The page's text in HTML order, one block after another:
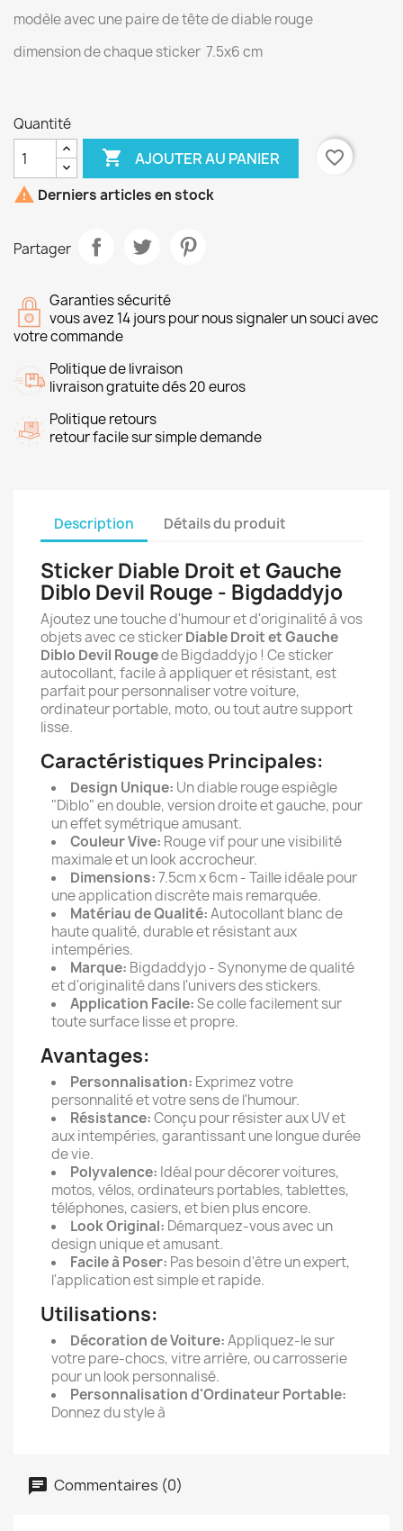
modèle avec une paire de tête de diable rouge
dimension de chaque sticker 7.5x6 cm
Quantité
 AJOUTER AU PANIER
favorite_border
 Derniers articles en stock
Partager
Garanties sécurité
vous avez 14 jours pour nous signaler un souci avec
votre commande
Politique de livraison
livraison gratuite dés 20 euros
Politique retours
retour facile sur simple demande
Description Détails du produit
Sticker Diable Droit et Gauche
Diblo Devil Rouge - Bigdaddyjo
Ajoutez une touche d'humour et d'originalité à vos
objets avec ce stickerDiable Droit et Gauche
Diblo Devil Rougede Bigdaddyjo ! Ce sticker
autocollant, facile à appliquer et résistant, est
parfait pour personnaliser votre voiture,
ordinateur portable, moto, ou tout autre support
lisse.
Caractéristiques Principales:
Design Unique: Un diable rouge espiègle
"Diblo" en double, version droite et gauche, pour
un effet symétrique amusant.
Couleur Vive: Rouge vif pour une visibilité
maximale et un look accrocheur.
Dimensions:7.5cm x 6cm - Taille idéale pour
une application discrète mais remarquée.
Matériau de Qualité:Autocollant blanc de
haute qualité, durable et résistant aux
intempéries.
Marque: Bigdaddyjo - Synonyme de qualité
et d'originalité dans l'univers des stickers.
Application Facile:Se colle facilement sur
toute surface lisse et propre.
Avantages:
Personnalisation: Exprimez votre
personnalité et votre sens de l'humour.
Résistance:Conçu pour résister aux UV et
aux intempéries, garantissant une longue durée
de vie.
Polyvalence: Idéal pour décorer voitures,
motos, vélos, ordinateurs portables, tablettes,
téléphones, casiers, et bien plus encore.
Look Original: Démarquez-vous avec un
design unique et amusant.
Facile à Poser: Pas besoin d'être un expert,
l'application est simple et rapide.
Utilisations:
Décoration de Voiture:Appliquez-le sur
votre pare-chocs, vitre arrière, ou carrosserie
pour un look personnalisé.
Personnalisation d'Ordinateur Portable:
Donnez du style à
Commentaires (0)